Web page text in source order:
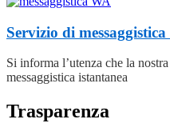
Servizio di
Si informa l’utenza che la
messaggistica istantanea
Trasparenza